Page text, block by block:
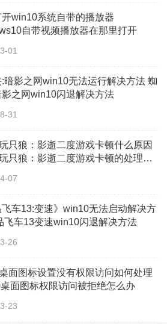
win10系统自带的播放器
自带视频播放器在那里打开
01
暗影之网win10无法运行解决方法 蜘
之网win10闪退解决方法
31
只狼：影逝二度游戏卡顿什么原因
只狼：影逝二度游戏卡顿的处理方
07
飞车13:变速》win10无法启动解决方
飞车13变速win10闪退解决方法
26
面图标设置没有权限访问如何处理
面图标权限访问被拒绝怎么办
23